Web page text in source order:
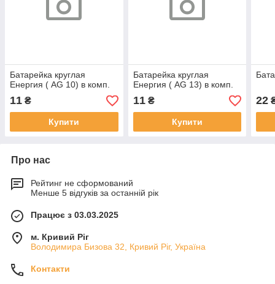
Батарейка круглая
Енергия ( AG 10) в комп.
11 ₴
Купити
Батарейка круглая
Енергия ( AG 13) в комп.
11₴
Купити
22
Про нас
Рейтинг не сформований
Менше 5 відгуків за останній рік
Працює з 03.03.2025
м. Кривий Ріг
Володимира Бизова 32, Кривий Ріг, Україна
Контакти